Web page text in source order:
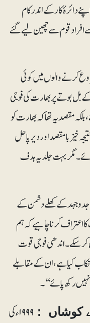
دائرۂ کار کے اندر کام
افراد قوم سے چھین لیے گئے
کرنے والوں میں کوئی
بل بوتے پر بھارت کی فوجی
مقصد یہ تھا کہ بھارت کو
خیز بامقصد اور دیرپا حل
مگر بہت جلد یہ ہدف
جدوجہد کے کھلے دشمن کے
کرنا چاہیے کہ ہم
سکے۔ اندھی فوجی قوت
کیا ہے، ان کے مقابلے
رکھ پائے‘‘۔
کوشاں :
۱۹۹۹ء کی